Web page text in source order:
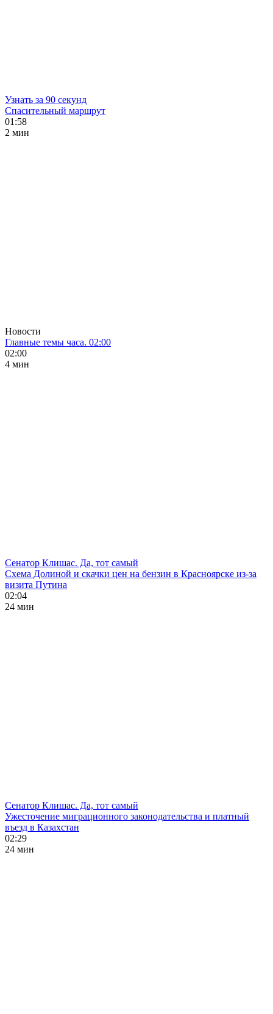
Узнать за 90 секунд
Спасительный маршрут
01:58
2 мин
Новости
Главные темы часа. 02:00
02:00
4 мин
Сенатор Клишас. Да, тот самый
Схема Долиной и скачки цен на бензин в Красноярске из-за
визита Путина
02:04
24 мин
Сенатор Клишас. Да, тот самый
Ужесточение миграционного законодательства и платный
въезд в Казахстан
02:29
24 мин